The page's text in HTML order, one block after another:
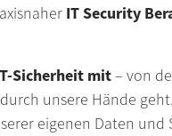
IT Security
Sicherheit mit– von
unsere Hände geht.
eigenen Daten